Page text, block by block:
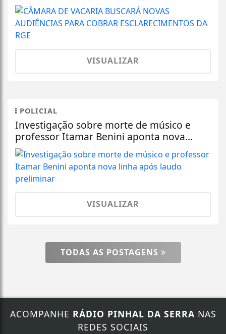
VISUALIZAR
POLICIAL
Investigação sobre morte de músico e
professor Itamar Benini aponta nova...
VISUALIZAR
TODAS AS POSTAGENS
ACOMPANHE RÁDIO PINHAL DA SERRA NAS
REDES SOCIAIS